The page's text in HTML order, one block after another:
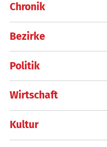
Chronik
Bezirke
Politik
Wirtschaft
Kultur